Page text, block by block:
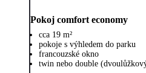
Pokoj comfort economy
cca 19 m²
pokoje s výhledem do parku
francouzské okno
twin nebo double